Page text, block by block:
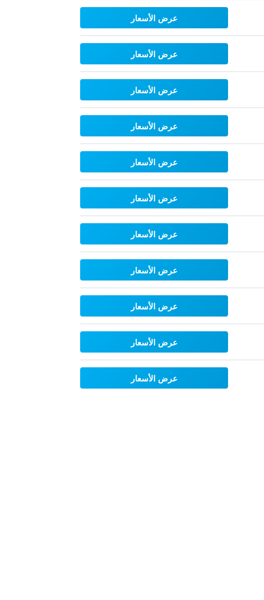
عرض الأسعار
عرض الأسعار
عرض الأسعار
عرض الأسعار
عرض الأسعار
عرض الأسعار
عرض الأسعار
عرض الأسعار
عرض الأسعار
عرض الأسعار
عرض الأسعار